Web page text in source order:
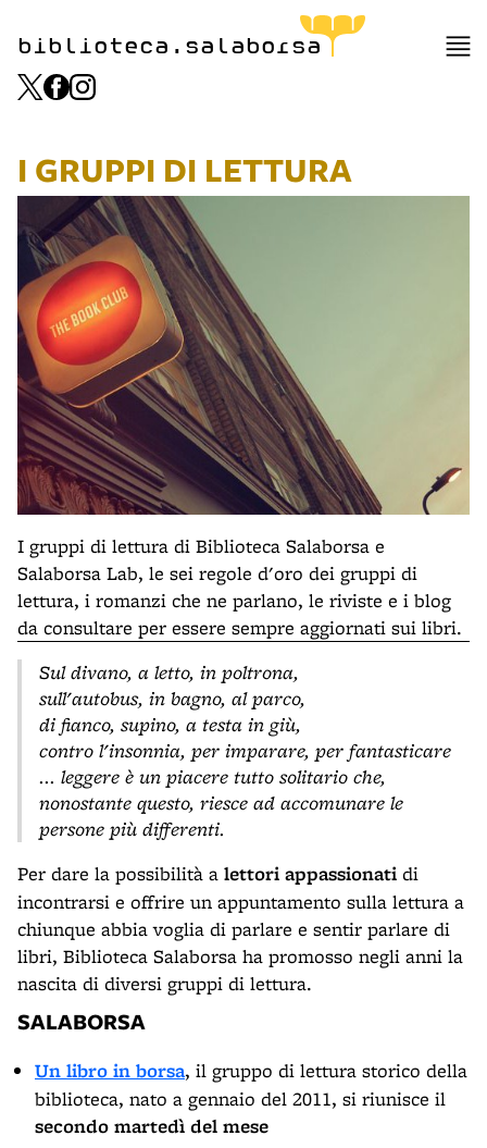
biblioteca.salaborsa
I GRUPPI DI LETTURA
I gruppi di lettura di Biblioteca Salaborsa e
Salaborsa Lab, le sei regole d'oro dei gruppi di
lettura, i romanzi che ne parlano, le riviste e i blog
da consultare per essere sempre aggiornati sui libri.
Sul divano, a letto, in poltrona,
sull'autobus, in bagno, al parco,
di fianco, supino, a testa in giù,
contro l'insonnia, per imparare, per fantasticare
... leggere è un piacere tutto solitario che,
nonostante questo, riesce ad accomunare le
persone più differenti.
Per dare la possibilità a lettori appassionati di
incontrarsi e offrire un appuntamento sulla lettura a
chiunque abbia voglia di parlare e sentir parlare di
libri, Biblioteca Salaborsa ha promosso negli anni la
nascita di diversi gruppi di lettura.
SALABORSA
Un libro in borsa, il gruppo di lettura storico della
biblioteca, nato a gennaio del 2011, si riunisce il
secondo martedì del mese